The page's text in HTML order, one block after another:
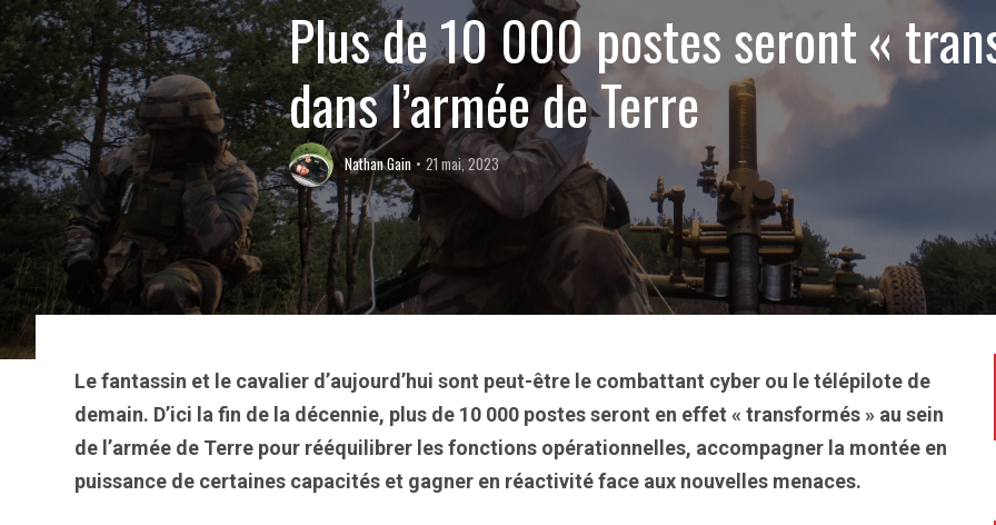
Plus de 10 000 postes seront «
dans l’armée de Terre
Nathan Gain 21 mai, 2023
Le fantassin et le cavalier d’aujourd’hui sont peut-être le combattant cyber ou le télépilote de
demain. D’ici la fin de la décennie, plus de 10 000 postes seront en effet « transformés » au sein
de l’armée de Terre pour rééquilibrer les fonctions opérationnelles, accompagner la montée en
puissance de certaines capacités et gagner en réactivité face aux nouvelles menaces.